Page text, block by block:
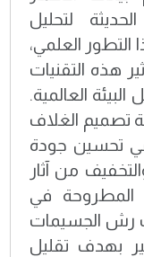
لتحليل
التطور العلمي،
هذه التقنيات
العالمية.
تصميم الغلاف
تحسين جودة
من آثار
المطروحة في
رش الجسيمات
بهدف تقليل